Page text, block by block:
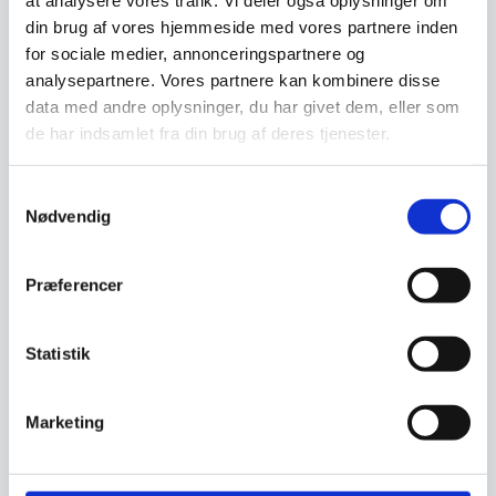
din brug af vores hjemmeside med vores partnere inden
for sociale medier, annonceringspartnere og
analysepartnere. Vores partnere kan kombinere disse
data med andre oplysninger, du har givet dem, eller som
de har indsamlet fra din brug af deres tjenester.
Nødvendig
Præferencer
Statistik
Marketing
Har du spørgsmål til varen? Klik her
Vi prismatcher - Klik her
Relaterede varer
Bastian Tekstiler
SPAR 61%